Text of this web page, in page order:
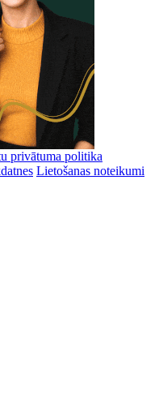
privātuma politika
Lietošanas noteikumi